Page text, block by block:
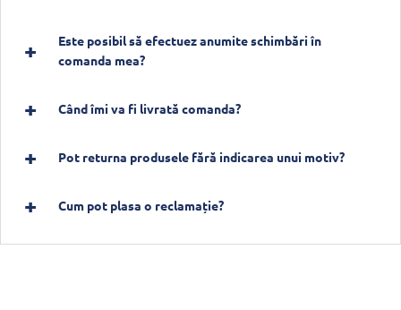
Este posibil să efectuez anumite schimbări în
comanda mea?
Când îmi va fi livrată comanda?
Pot returna produsele fără indicarea unui motiv?
Cum pot plasa o reclamație?